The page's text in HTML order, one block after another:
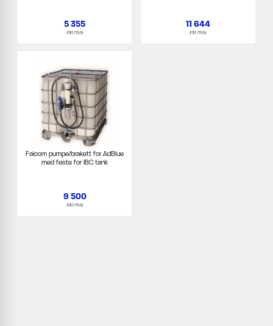
5 355
inkl mva
11 644
inkl mva
Faicom pumpe/brakett for AdBlue
med feste for IBC tank
9 500
inkl mva